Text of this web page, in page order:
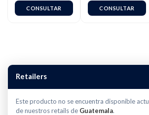
Función Turbo,
Blanco
CONSULTAR
FPSTHB2615W
CONSULTAR
Retailers
Este producto no se encuentra disponible
de nuestros retails de Guatemala.